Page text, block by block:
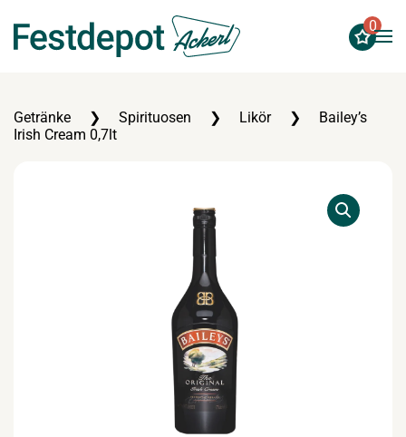
Zum Hauptinhalt springen
0
Getränke Spirituosen Likör
Bailey’s
Irish Cream 0,7lt